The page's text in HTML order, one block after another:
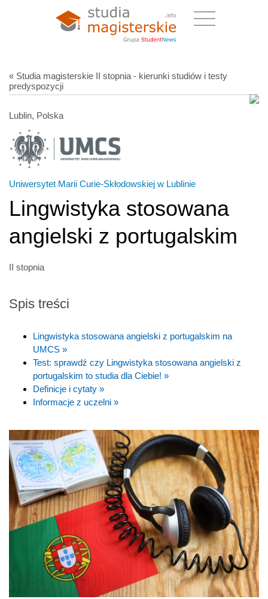
« Studia magisterskie II stopnia - kierunki studiów i testy
predyspozycji
Lublin, Polska
Uniwersytet Marii Curie-Skłodowskiej w Lublinie
Lingwistyka stosowana
angielski z portugalskim
II stopnia
Spis treści
Lingwistyka stosowana angielski z portugalskim na
UMCS »
Test: sprawdź czy Lingwistyka stosowana angielski z
portugalskim to studia dla Ciebie! »
Definicje i cytaty »
Informacje z uczelni »